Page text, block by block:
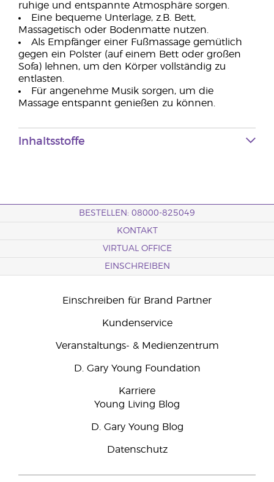
ruhige und entspannte Atmosphäre sorgen.
Eine bequeme Unterlage, z.B. Bett,
Massagetisch oder Bodenmatte nutzen.
Als Empfänger einer Fußmassage gemütlich
gegen ein Polster (auf einem Bett oder großen
Sofa) lehnen, um den Körper vollständig zu
entlasten.
Für angenehme Musik sorgen, um die
Massage entspannt genießen zu können.
Inhaltsstoffe
BESTELLEN: 08000-825049
KONTAKT
VIRTUAL OFFICE
EINSCHREIBEN
Einschreiben für Brand Partner
Kundenservice
Veranstaltungs- & Medienzentrum
D. Gary Young Foundation
Karriere
Young Living Blog
D. Gary Young Blog
Datenschutz